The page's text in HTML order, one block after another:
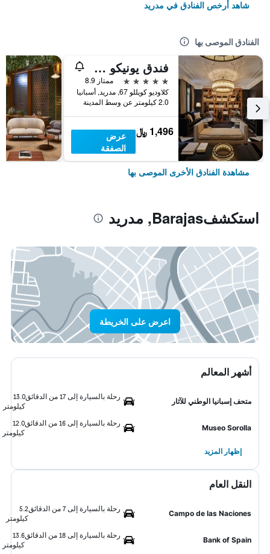
شاهد أرخص الفنادق في مدريد
الفنادق الموصى بها
فندق يونيكو مدريد - فنادق صغيرة فاخرة
5 نجوم
ممتاز 8.9
كلاوديو كويللو 67, مدريد, أسبانيا
2.0 كيلومتر عن وسط المدينة
1,496 ﷼
عرض
الصفقة
مشاهدة الفنادق الأخرى الموصى بها
استكشفBarajas, مدريد
اعرض على الخريطة
أشهر المعالم
متحف إسبانيا الوطني للآثار
رحلة بالسيارة إلى 17 من الدقائق
13.0
كيلومتر
Museo Sorolla
رحلة بالسيارة إلى 16 من الدقائق
12.0
كيلومتر
إظهار المزيد
النقل العام
Campo de las Naciones
رحلة بالسيارة إلى 7 من الدقائق
5.2
كيلومتر
Bank of Spain
رحلة بالسيارة إلى 18 من الدقائق
13.6
كيلومتر